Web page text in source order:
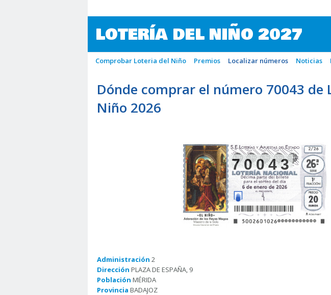
LOTERÍA DEL NIÑO 2027
Comprobar Loteria del Niño Premios Localizar números Noticias
Dónde comprar el número 70043 de
Niño 2026
70043
Administración 2
Dirección PLAZA DE ESPAÑA, 9
Población MÉRIDA
Provincia BADAJOZ